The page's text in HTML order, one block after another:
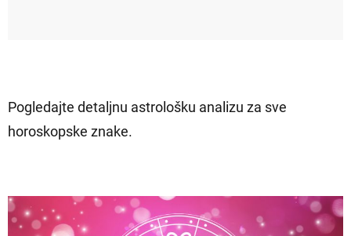
Pogledajte detaljnu astrološku analizu za sve
horoskopske znake.